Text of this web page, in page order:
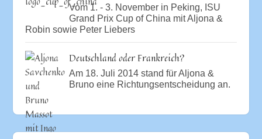
Vom 1. - 3. November in Peking, ISU
Grand Prix Cup of China mit Aljona &
Robin sowie Peter Liebers
Deutschland oder Frankreich?
Am 18. Juli 2014 stand für Aljona &
Bruno eine Richtungsentscheidung an.